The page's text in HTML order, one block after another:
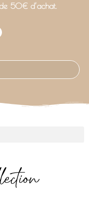
50€ d’achat.